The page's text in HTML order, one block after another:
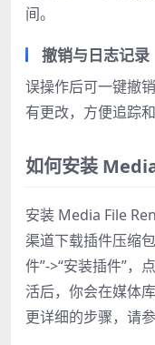
间。
撤销与日志记录
误操作后可一键撤
有更改，方便追踪和
如何安装
安装 Media File
渠道下载插件压缩
件”->“安装插件”，
活后，你会在媒体
更详细的步骤，请